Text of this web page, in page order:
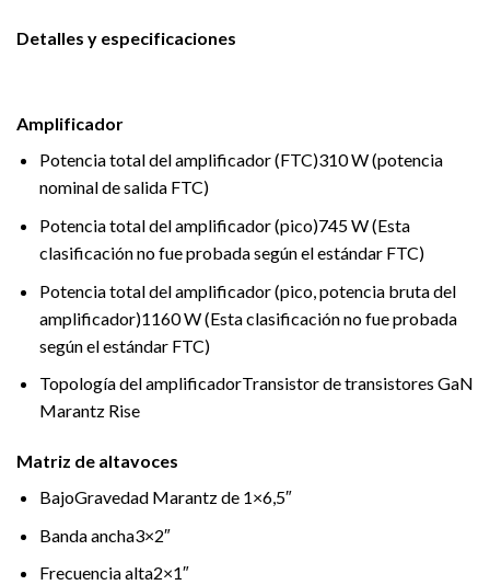
Detalles y especificaciones
Amplificador
Potencia total del amplificador (FTC)310 W (potencia
nominal de salida FTC)
Potencia total del amplificador (pico)745 W (Esta
clasificación no fue probada según el estándar FTC)
Potencia total del amplificador (pico, potencia bruta del
amplificador)1160 W (Esta clasificación no fue probada
según el estándar FTC)
Topología del amplificadorTransistor de transistores GaN
Marantz Rise
Matriz de altavoces
BajoGravedad Marantz de 1×6,5″
Banda ancha3×2″
Frecuencia alta2×1″